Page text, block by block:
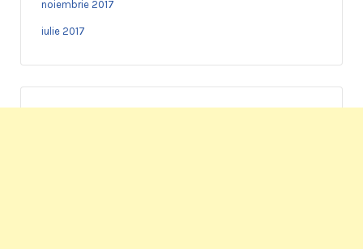
noiembrie 2017
iulie 2017